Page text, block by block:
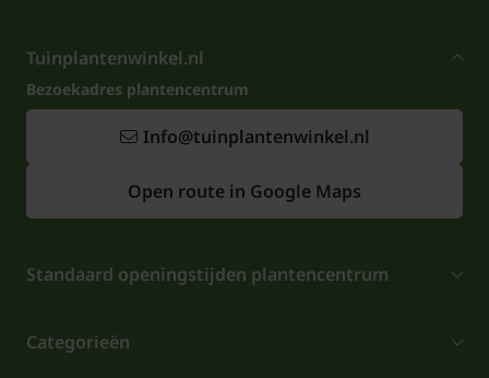
Tuinplantenwinkel.nl
Bezoekadres plantencentrum
Info@tuinplantenwinkel.nl
Open route in Google Maps
Standaard openingstijden plantencentrum
Categorieën